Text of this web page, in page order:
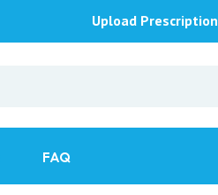
Upload Prescription
FAQ